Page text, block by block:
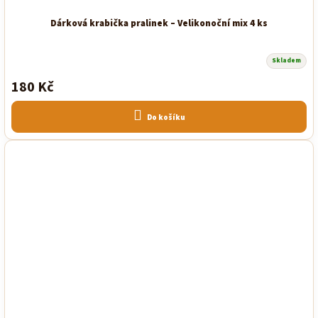
Dárková krabička pralinek – Velikonoční mix 4 ks
produktu
je
5,0
5
hvězdiček.
Skladem
180 Kč
Do košíku